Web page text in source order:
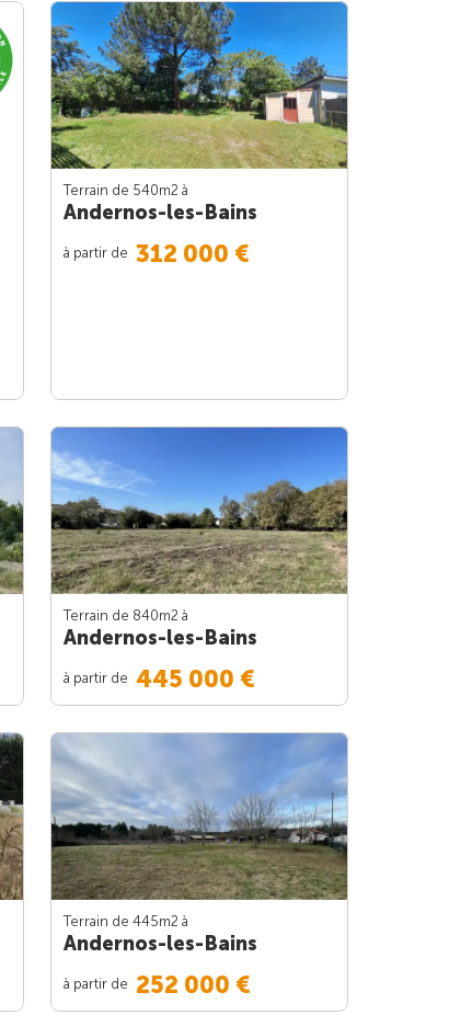
Terrain de 540m2 à
Andernos-les-Bains
à partir de 312 000 €
Terrain de 840m2 à
Andernos-les-Bains
à partir de 445 000 €
Terrain de 445m2 à
Andernos-les-Bains
à partir de 252 000 €